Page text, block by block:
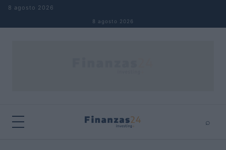
Saltar al contenido
8 agosto 2026
8 agosto 2026
⌕